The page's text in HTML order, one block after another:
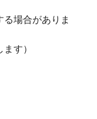
場合がありま
す）